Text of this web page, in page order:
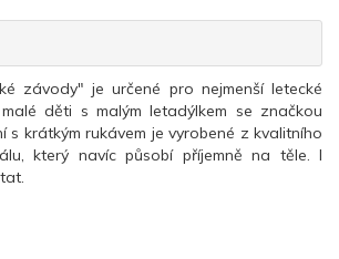
závody" je určené pro nejmenší letecké
děti s malým letadýlkem se značkou
s krátkým rukávem je vyrobené z kvalitního
který navíc působí příjemně na těle. I